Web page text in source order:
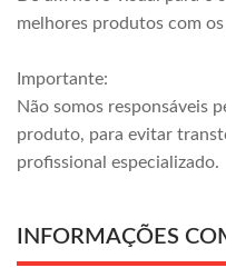
melhores produtos com
Importante:
Não somos responsáveis
produto, para evitar
profissional especializado.
INFORMAÇÕES